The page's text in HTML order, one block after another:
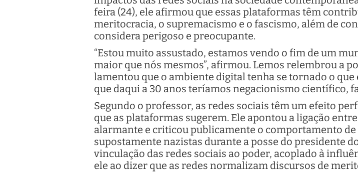
feira (24), ele afirmou que essas plataformas têm
meritocracia, o supremacismo e o fascismo, além de
considera perigoso e preocupante.
“Estou muito assustado, estamos vendo o fim de um
maior que nós mesmos”, afirmou. Lemos relembrou a
lamentou que o ambiente digital tenha se tornado o que
que daqui a 30 anos teríamos negacionismo científico,
Segundo o professor, as redes sociais têm um efeito
que as plataformas sugerem. Ele apontou a ligação
alarmante e criticou publicamente o comportamento de
supostamente nazistas durante a posse do presidente
vinculação das redes sociais ao poder, acoplado à
ele ao dizer que as redes normalizam discursos de